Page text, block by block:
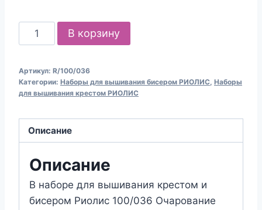
Количество
товара
для
вышивания
бисером
100/036
Очарование
лета
В корзину
Артикул: R/100/036
Категории: Наборы для вышивания бисером РИОЛИС Наборы
для вышивания крестом РИОЛИС
Описание
Описание
В наборе для вышивания крестом и
бисером Риолис 100/036 Очарование